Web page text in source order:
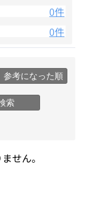
0件
0件
参考になった順
索
せん。